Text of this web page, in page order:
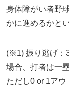
身体障がい者野
かに進めるかと
(※1) 振り逃げ：
場合、打者は一
ただし0 or 1ア